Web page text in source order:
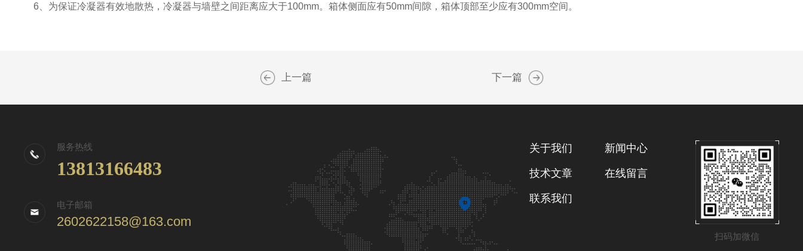
6、为保证冷凝器有效地散热，冷凝器与墙壁之间距离应大于100mm。箱体侧面应有50mm间隙，箱体顶部至少应有300mm空间。
上一篇 下一篇
服务热线
13813166483
电子邮箱
2602622158@163.com
扫码加微信
关于我们 新闻中心
技术文章 在线留言
联系我们